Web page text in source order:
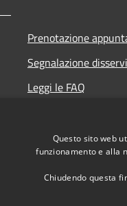
Prenotazione
Segnalazione
Leggi le FAQ
Questo sito web
funzionamento e alla
Chiudendo questa